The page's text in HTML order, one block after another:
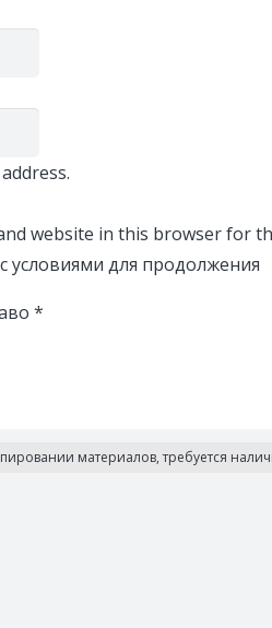
website in this browser for
условиями для продолжения
*
материалов, требуется